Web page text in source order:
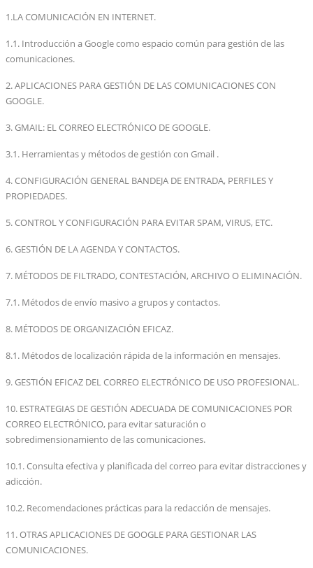
1.LA COMUNICACIÓN EN INTERNET.
1.1. Introducción a Google como espacio común para gestión de las
comunicaciones.
2. APLICACIONES PARA GESTIÓN DE LAS COMUNICACIONES CON
GOOGLE.
3. GMAIL: EL CORREO ELECTRÓNICO DE GOOGLE.
3.1. Herramientas y métodos de gestión con Gmail .
4. CONFIGURACIÓN GENERAL BANDEJA DE ENTRADA, PERFILES Y
PROPIEDADES.
5. CONTROL Y CONFIGURACIÓN PARA EVITAR SPAM, VIRUS, ETC.
6. GESTIÓN DE LA AGENDA Y CONTACTOS.
7. MÉTODOS DE FILTRADO, CONTESTACIÓN, ARCHIVO O ELIMINACIÓN.
7.1. Métodos de envío masivo a grupos y contactos.
8. MÉTODOS DE ORGANIZACIÓN EFICAZ.
8.1. Métodos de localización rápida de la información en mensajes.
9. GESTIÓN EFICAZ DEL CORREO ELECTRÓNICO DE USO PROFESIONAL.
10. ESTRATEGIAS DE GESTIÓN ADECUADA DE COMUNICACIONES POR
CORREO ELECTRÓNICO, para evitar saturación o
sobredimensionamiento de las comunicaciones.
10.1. Consulta efectiva y planificada del correo para evitar distracciones y
adicción.
10.2. Recomendaciones prácticas para la redacción de mensajes.
11. OTRAS APLICACIONES DE GOOGLE PARA GESTIONAR LAS
COMUNICACIONES.